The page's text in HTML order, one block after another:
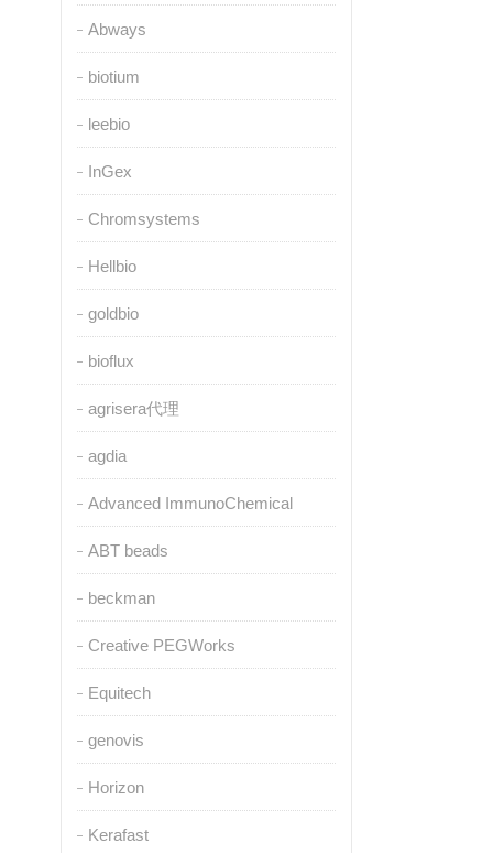
Abways
biotium
leebio
InGex
Chromsystems
Hellbio
goldbio
bioflux
agrisera代理
agdia
Advanced ImmunoChemical
ABT beads
beckman
Creative PEGWorks
Equitech
genovis
Horizon
Kerafast